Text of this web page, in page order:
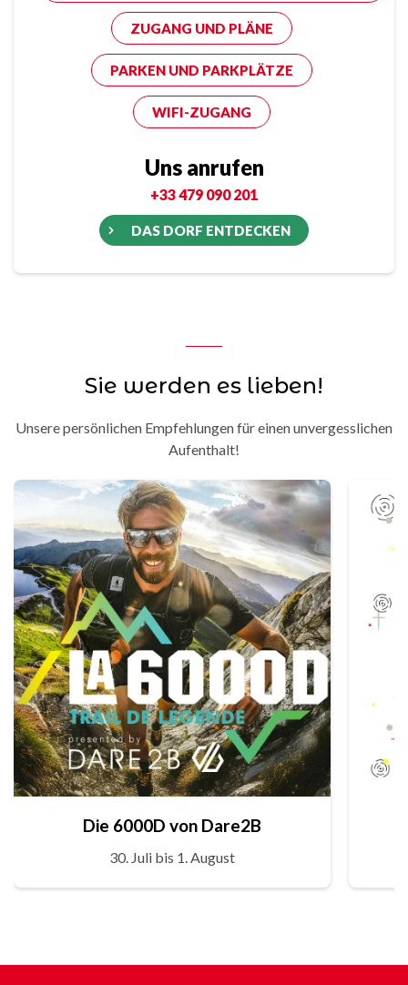
ZUGANG UND PLÄNE
PARKEN UND PARKPLÄTZE
WIFI-ZUGANG
Uns anrufen
+33 479 090 201
DAS DORF ENTDECKEN
Sie werden es lieben!
Unsere persönlichen Empfehlungen für einen unvergesslichen
Aufenthalt!
Die 6000D von Dare2B
30. Juli bis 1. August